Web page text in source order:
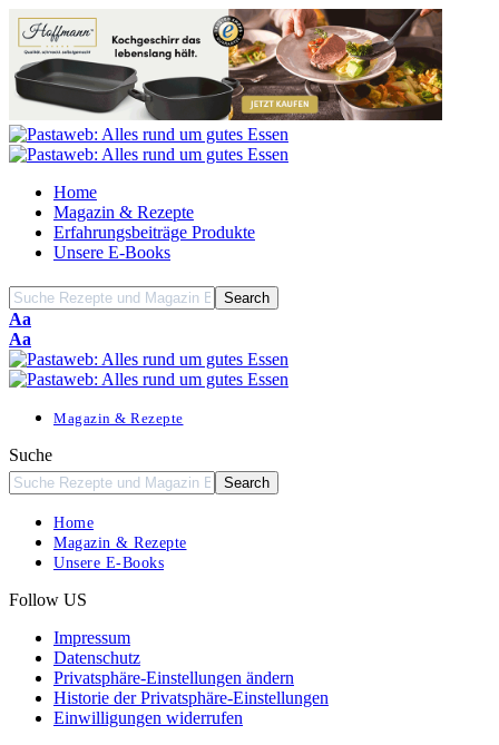
Home
Magazin & Rezepte
Erfahrungsbeiträge Produkte
Unsere E-Books
Font
Resizer
Aa
Font
Resizer
Aa
Magazin & Rezepte
Suche
Home
Magazin & Rezepte
Unsere E-Books
Follow US
Impressum
Datenschutz
Privatsphäre-Einstellungen ändern
Historie der Privatsphäre-Einstellungen
Einwilligungen widerrufen